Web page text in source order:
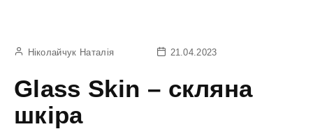
Ніколайчук Наталія 21.04.2023
Glass Skin – скляна
шкіра